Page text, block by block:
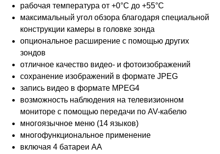
рабочая температура от +0°C до +55°C
максимальный угол обзора благодаря специальной
конструкции камеры в головке зонда
опциональное расширение с помощью других
зондов
отличное качество видео- и фотоизображений
сохранение изображений в формате JPEG
запись видео в формате MPEG4
возможность наблюдения на телевизионном
мониторе с помощью передачи по AV-кабелю
многоязычное меню (14 языков)
многофункциональное применение
включая 4 батареи АА